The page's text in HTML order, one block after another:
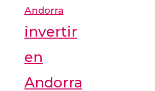
Andorra
invertir
en
Andorra